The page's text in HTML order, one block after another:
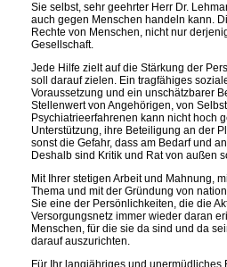
Sie selbst, sehr geehrter Herr Dr.
auch gegen Menschen handeln kann.
Rechte von Menschen, nicht nur
Gesellschaft.
Jede Hilfe zielt auf die Stärkung der
soll darauf zielen. Ein tragfähiges
Voraussetzung und ein unschätzbarer
Stellenwert von Angehörigen, von
Psychiatrieerfahrenen kann nicht hoch
Unterstützung, ihre Beteiligung an der
sonst die Gefahr, dass am Bedarf und
Deshalb sind Kritik und Rat von außen
Mit Ihrer stetigen Arbeit und Mahnung,
Thema und mit der Gründung von
Sie eine der Persönlichkeiten, die die
Versorgungsnetz immer wieder daran
Menschen, für die sie da sind und da
darauf auszurichten.
Für Ihr langjähriges und